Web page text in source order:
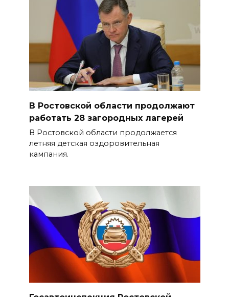
В Ростовской области продолжают
работать 28 загородных лагерей
В Ростовской области продолжается
летняя детская оздоровительная
кампания.